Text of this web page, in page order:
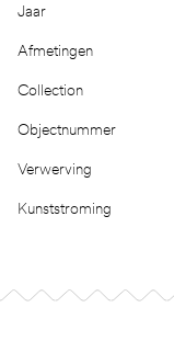
Jaar
Afmetingen
Collection
Objectnummer
Verwerving
Kunststroming